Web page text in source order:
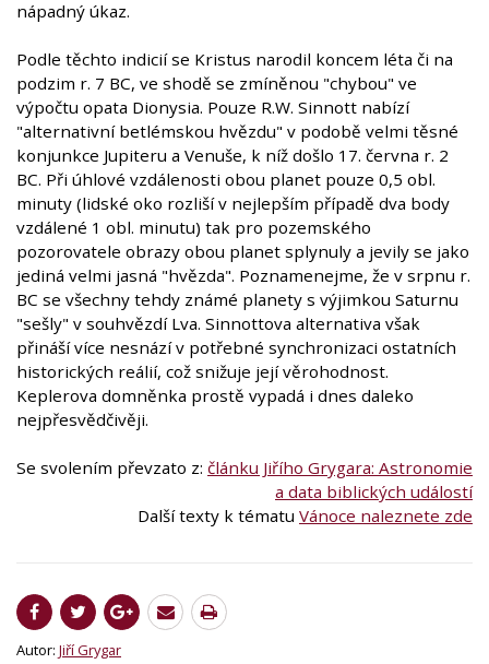
nápadný úkaz.
Podle těchto indicií se Kristus narodil koncem léta či na
podzim r. 7 BC, ve shodě se zmíněnou "chybou" ve
výpočtu opata Dionysia. Pouze R.W. Sinnott nabízí
"alternativní betlémskou hvězdu" v podobě velmi těsné
konjunkce Jupiteru a Venuše, k níž došlo 17. června r. 2
BC. Při úhlové vzdálenosti obou planet pouze 0,5 obl.
minuty (lidské oko rozliší v nejlepším případě dva body
vzdálené 1 obl. minutu) tak pro pozemského
pozorovatele obrazy obou planet splynuly a jevily se jako
jediná velmi jasná "hvězda". Poznamenejme, že v srpnu r.
BC se všechny tehdy známé planety s výjimkou Saturnu
"sešly" v souhvězdí Lva. Sinnottova alternativa však
přináší více nesnází v potřebné synchronizaci ostatních
historických reálií, což snižuje její věrohodnost.
Keplerova domněnka prostě vypadá i dnes daleko
nejpřesvědčivěji.
Se svolením převzato z: článku Jiřího Grygara: Astronomie
a data biblických událostí
Další texty k tématu Vánoce naleznete zde
Autor: Jiří Grygar